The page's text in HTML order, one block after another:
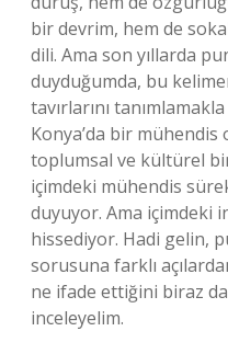
bir devrim, hem de
dili. Ama son yıllarda
duyduğumda, bu
tavırlarını
Konya’da bir mühendis
toplumsal ve kültürel
içimdeki mühendis
duyuyor. Ama içimdeki
hissediyor. Hadi gelin,
sorusuna farklı
ne ifade ettiğini biraz
inceleyelim.